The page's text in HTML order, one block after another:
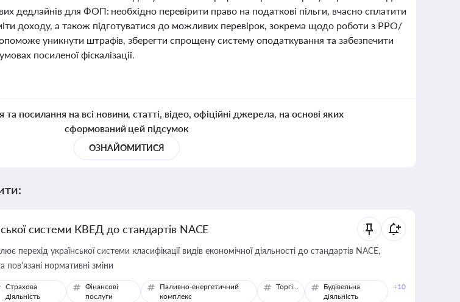
дедлайнів для ФОП: необхідно перевірити право на податкові пільги, вчасно сплатити
доходу, а також підготуватися до можливих перевірок, зокрема щодо роботи з РРО/
уникнути штрафів, зберегти спрощену систему оподаткування та забезпечити
посиленої фіскалізації.
посилання на всі новини, статті, відео, офіційні джерела, на основі яких
сформований цей підсумок
ОЗНАЙОМИТИСЯ
системи КВЕД до стандартів NACE
перехід української системи класифікації видів економічної діяльності до стандартів NACE,
нормативні зміни
Страхова
діяльність
Фінансові
послуги
Паливно-енергетичний
комплекс
Торгівля
Будівельна
діяльність
+10